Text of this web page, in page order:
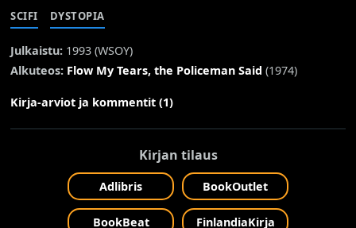
SCIFI DYSTOPIA
Julkaistu: 1993 (WSOY)
Alkuteos: Flow My Tears, the Policeman Said (1974)
Kirja-arviot ja kommentit (1)
Kirjan tilaus
Adlibris BookOutlet
BookBeat FinlandiaKirja